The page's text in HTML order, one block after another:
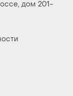
дом 201-